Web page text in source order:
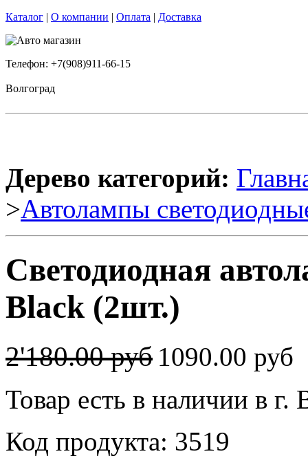
Каталог | О компании | Оплата | Доставка
Телефон: +7(908)911-66-15
Волгоград
Дерево категорий:
>Автолампы
Светодиодная
Black (2шт.)
2'180.00 руб 1090.00 руб
Товар есть в наличии в г.
Код продукта: 3519